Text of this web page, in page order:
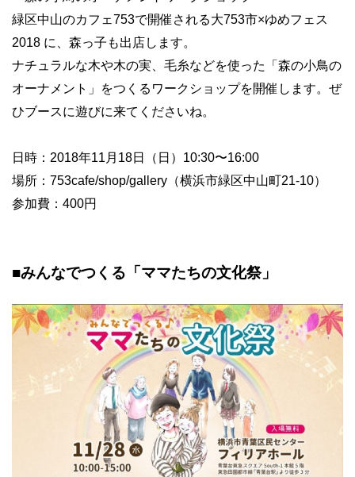
緑区中山のカフェ753で開催される大753市×ゆめフェス
2018 に、森っ子も出店します。
ナチュラルな木や木の実、毛糸などを使った「森の小鳥の
オーナメント」をつくるワークショップを開催します。ぜ
ひブースに遊びに来てくださいね。
日時：2018年11月18日（日）10:30〜16:00
場所：753cafe/shop/gallery（横浜市緑区中山町21-10）
参加費：400円
■みんなでつくる「ママたちの文化祭」